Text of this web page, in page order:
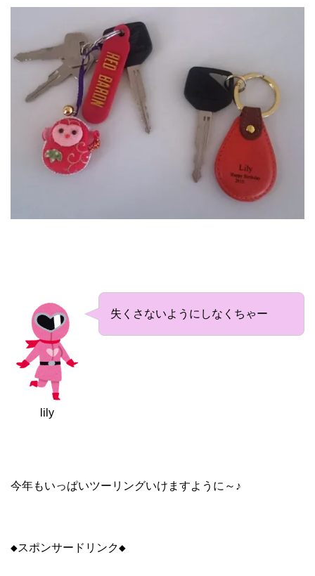
lily
失くさないようにしなくちゃー
今年もいっぱいツーリングいけますように～♪
◆スポンサードリンク◆